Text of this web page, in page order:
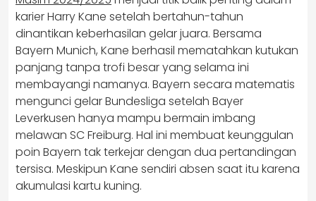
karier Harry Kane setelah bertahun-tahun
dinantikan keberhasilan gelar juara. Bersama
Bayern Munich, Kane berhasil mematahkan kutukan
panjang tanpa trofi besar yang selama ini
membayangi namanya. Bayern secara matematis
mengunci gelar Bundesliga setelah Bayer
Leverkusen hanya mampu bermain imbang
melawan SC Freiburg. Hal ini membuat keunggulan
poin Bayern tak terkejar dengan dua pertandingan
tersisa. Meskipun Kane sendiri absen saat itu karena
akumulasi kartu kuning.